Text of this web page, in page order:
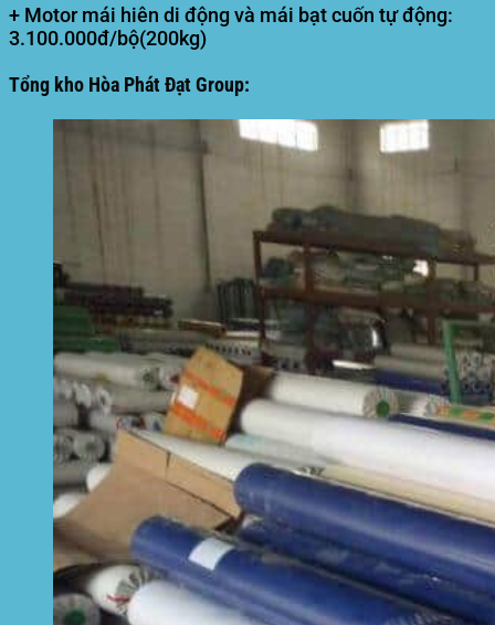
+ Motor mái hiên di động và mái bạt cuốn tự động:
3.100.000đ/bộ(200kg)
Tổng kho Hòa Phát Đạt Group: